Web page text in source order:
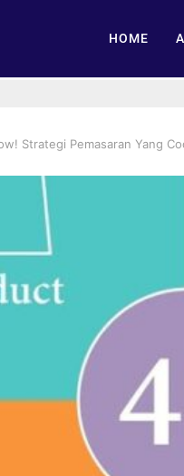
HOME
Strategi Pemasaran Yang